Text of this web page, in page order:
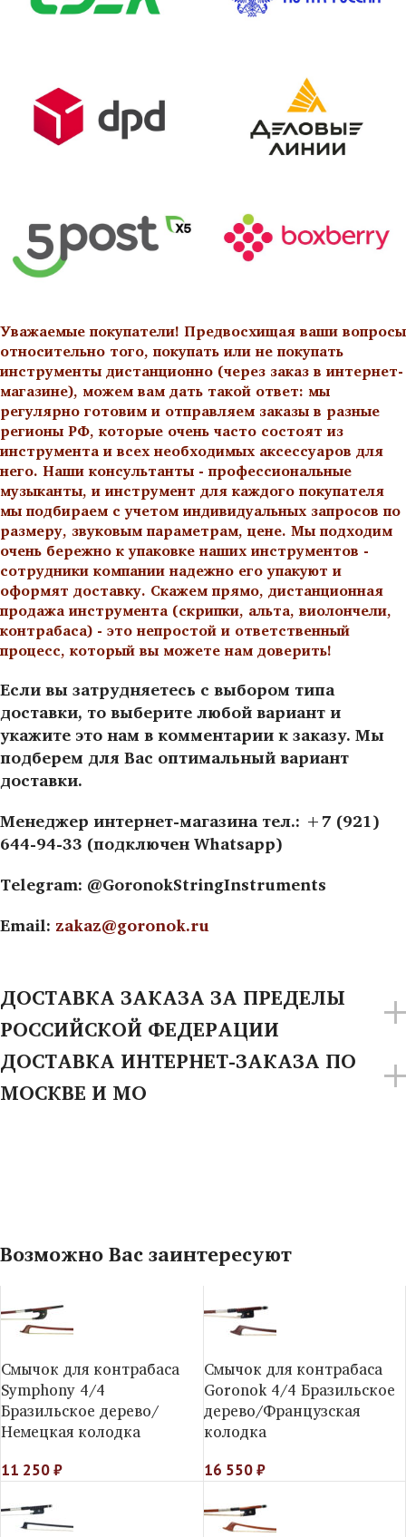
Уважаемые покупатели! Предвосхищая ваши вопросы
относительно того, покупать или не покупать
инструменты дистанционно (через заказ в интернет-
магазине), можем вам дать такой ответ: мы
регулярно готовим и отправляем заказы в разные
регионы РФ, которые очень часто состоят из
инструмента и всех необходимых аксессуаров для
него. Наши консультанты - профессиональные
музыканты, и инструмент для каждого покупателя
мы подбираем с учетом индивидуальных запросов по
размеру, звуковым параметрам, цене. Мы подходим
очень бережно к упаковке наших инструментов -
сотрудники компании надежно его упакуют и
оформят доставку. Скажем прямо, дистанционная
продажа инструмента (скрипки, альта, виолончели,
контрабаса) - это непростой и ответственный
процесс, который вы можете нам доверить!
Если вы затрудняетесь с выбором типа
доставки, то выберите любой вариант и
укажите это нам в комментарии к заказу. Мы
подберем для Вас оптимальный вариант
доставки.
Менеджер интернет-магазина тел.: +7 (921)
644-94-33 (подключен Whatsapp)
Telegram: @GoronokStringInstruments
Email: zakaz@goronok.ru
ДОСТАВКА ЗАКАЗА ЗА ПРЕДЕЛЫ
РОССИЙСКОЙ ФЕДЕРАЦИИ
ДОСТАВКА ИНТЕРНЕТ-ЗАКАЗА ПО
МОСКВЕ И МО
Возможно Вас заинтересуют
Смычок для контрабаса
Symphony 4/4
Бразильское дерево/
Немецкая колодка
11 250₽
Смычок для контрабаса
Goronok 4/4 Бразильское
дерево/Французская
колодка
16 550₽